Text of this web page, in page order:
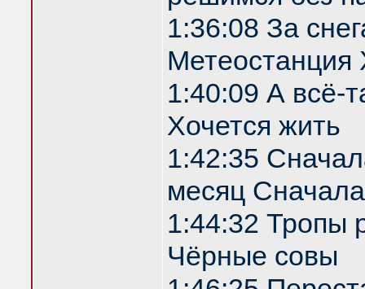
1:36:08 За
Метеостанция
1:40:09 А всё-
Хочется жить
1:42:35
месяц
1:44:32 Тропы
Чёрные совы